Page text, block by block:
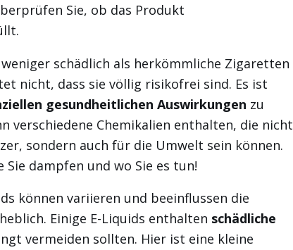
Sie, ob das Produkt
schädlich als herkömmliche Zigaretten
nicht, dass sie völlig risikofrei sind. Es ist
gesundheitlichen Auswirkungen zu
verschiedene Chemikalien enthalten, die nicht
sondern auch für die Umwelt sein können.
Sie dampfen und wo Sie es tun!
können variieren und beeinflussen die
Einige E-Liquids enthalten schädliche
vermeiden sollten. Hier ist eine kleine